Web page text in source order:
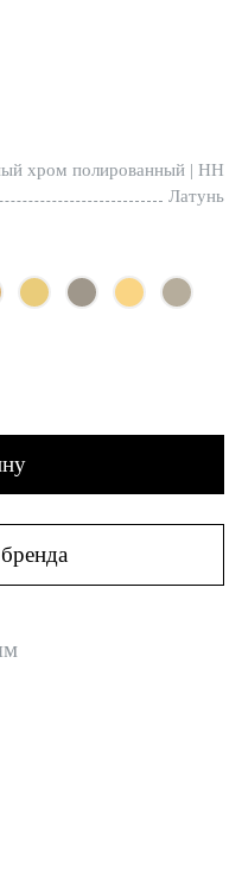
хром полированный | HH
Латунь